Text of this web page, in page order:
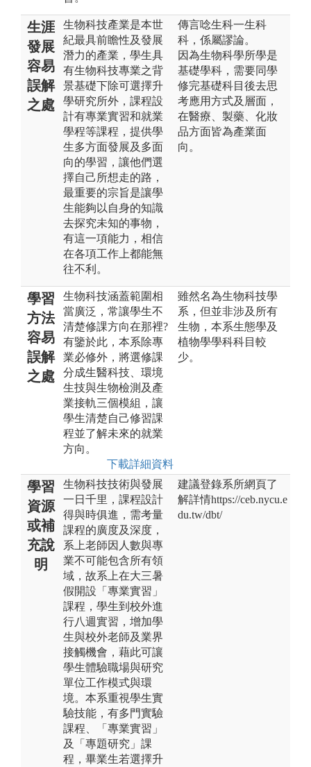
生涯
發展
容易
誤解
之處
生物科技產業是本世
紀最具前瞻性及發展
潛力的產業，學生具
有生物科技專業之背
景基礎下除可選擇升
學研究所外，課程設
計有專業實習和就業
學程等課程，提供學
生多方面發展及多面
向的學習，讓他們選
擇自己所想走的路，
最重要的宗旨是讓學
生能夠以自身的知識
去探究未知的事物，
有這一項能力，相信
在各項工作上都能無
往不利。
傳言唸生科一生科
科，係屬謬論。
因為生物科學所學是
基礎學科，需要同學
修完基礎科目後去思
考應用方式及層面，
在醫療、製藥、化妝
品方面皆為產業面
向。
學習
方法
容易
誤解
之處
生物科技涵蓋範圍相
當廣泛，常讓學生不
清楚修課方向在那裡?
有鑒於此，本系除專
業必修外，將選修課
分成生醫科技、環境
生技與生物檢測及產
業接軌三個模組，讓
學生清楚自己修習課
程並了解未來的就業
方向。
下載詳細資料
雖然名為生物科技學
系，但並非涉及所有
生物，本系生態學及
植物學學科科目較
少。
學習
資源
或補
充說
明
生物科技技術與發展
一日千里，課程設計
得與時俱進，需考量
課程的廣度及深度，
系上老師因人數與專
業不可能包含所有領
域，故系上在大三暑
假開設「專業實習」
課程，學生到校外進
行八週實習，增加學
生與校外老師及業界
接觸機會，藉此可讓
學生體驗職場與研究
單位工作模式與環
境。本系重視學生實
驗技能，有多門實驗
課程、「專業實習」
及「專題研究」課
程，畢業生若選擇升
建議登錄系所網頁了
解詳情https://ceb.nycu.e
du.tw/dbt/